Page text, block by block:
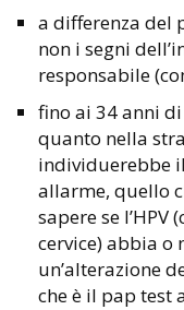
a differenza del
non i segni
responsabile
fino ai 34 anni di
quanto nella
individuerebbe
allarme, quello
sapere se
cervice) abbia o
un’alterazione
che è il pap test